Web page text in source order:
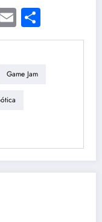
Email
Game Jam